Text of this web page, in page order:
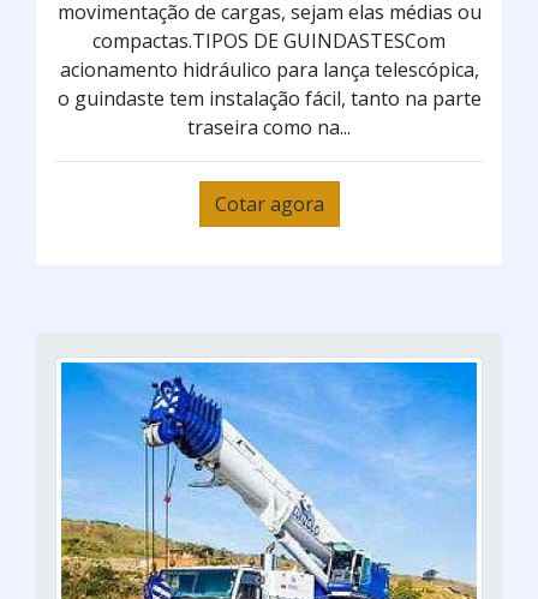
movimentação de cargas, sejam elas médias ou
compactas.TIPOS DE GUINDASTESCom
acionamento hidráulico para lança telescópica,
o guindaste tem instalação fácil, tanto na parte
traseira como na...
Cotar agora